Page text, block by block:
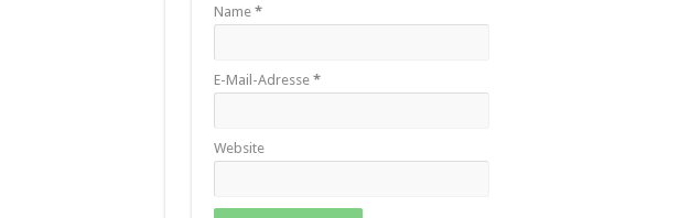
Name *
E-Mail-Adresse *
Website